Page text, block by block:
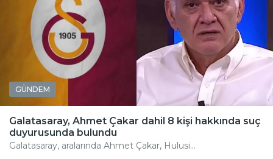
GÜNDEM
Galatasaray, Ahmet Çakar dahil 8 kişi hakkında suç
duyurusunda bulundu
Galatasaray, aralarında Ahmet Çakar, Hulusi...